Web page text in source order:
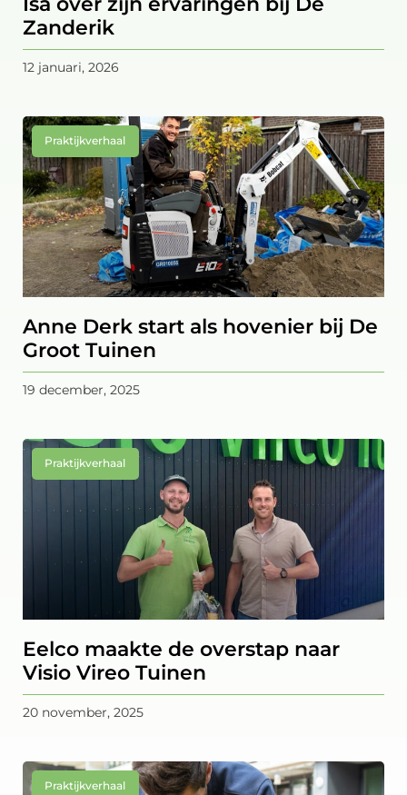
Zanderik
12 januari, 2026
Praktijkverhaal
Anne Derk start als hovenier bij De
Groot Tuinen
19 december, 2025
Praktijkverhaal
Eelco maakte de overstap naar
Visio Vireo Tuinen
20 november, 2025
Praktijkverhaal